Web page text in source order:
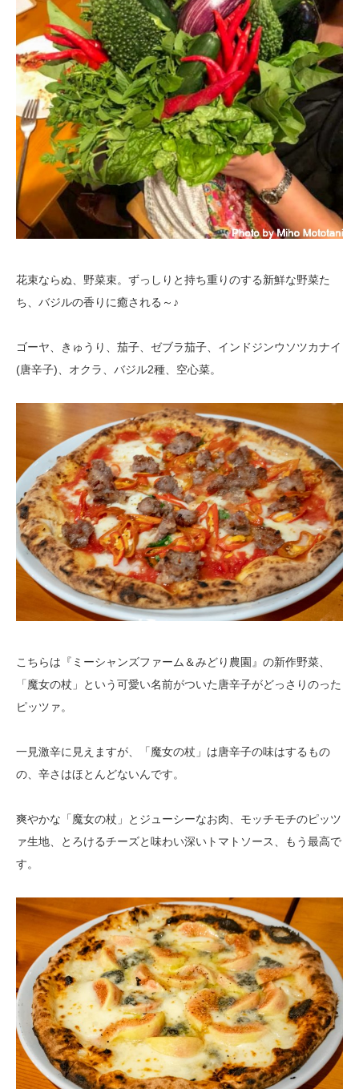
花束ならぬ、野菜束。ずっしりと持ち重りのする新鮮な野菜た
ち、バジルの香りに癒される～♪
ゴーヤ、きゅうり、茄子、ゼブラ茄子、インドジンウソツカナイ
(唐辛子)、オクラ、バジル2種、空心菜。
こちらは『ミーシャンズファーム＆みどり農園』の新作野菜、
「魔女の杖」という可愛い名前がついた唐辛子がどっさりのった
ピッツァ。
一見激辛に見えますが、「魔女の杖」は唐辛子の味はするもの
の、辛さはほとんどないんです。
爽やかな「魔女の杖」とジューシーなお肉、モッチモチのピッツ
ァ生地、とろけるチーズと味わい深いトマトソース、もう最高で
す。